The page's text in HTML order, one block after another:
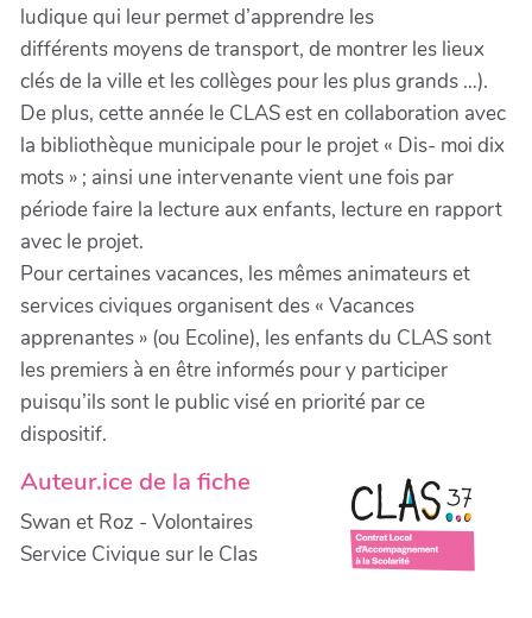
ludique qui leur permet d’apprendre les
différents moyens de transport, de montrer les lieux
clés de la ville et les collèges pour les plus grands …).
De plus, cette année le CLAS est en collaboration avec
la bibliothèque municipale pour le projet « Dis- moi dix
mots » ; ainsi une intervenante vient une fois par
période faire la lecture aux enfants, lecture en rapport
avec le projet.
Pour certaines vacances, les mêmes animateurs et
services civiques organisent des « Vacances
apprenantes » (ou Ecoline), les enfants du CLAS sont
les premiers à en être informés pour y participer
puisqu’ils sont le public visé en priorité par ce
dispositif.
Auteur.ice de la fiche
Swan et Roz - Volontaires
Service Civique sur le Clas